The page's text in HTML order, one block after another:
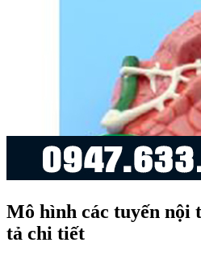
Mô hình các tuyến nội
tả chi tiết